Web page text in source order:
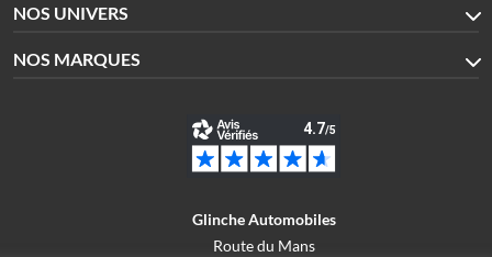
NOS UNIVERS
NOS MARQUES
Glinche Automobiles
Route du Mans